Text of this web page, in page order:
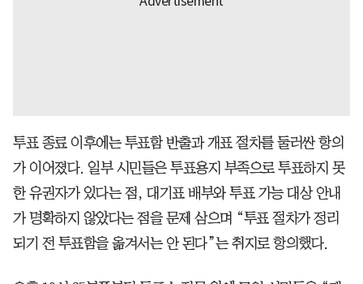
투표 종료 이후에는 투표함 반출과 개표 절차를 둘러싼 항의
가 이어졌다. 일부 시민들은 투표용지 부족으로 투표하지 못
한 유권자가 있다는 점, 대기표 배부와 투표 가능 대상 안내
가 명확하지 않았다는 점을 문제 삼으며 “투표 절차가 정리
되기 전 투표함을 옮겨서는 안 된다”는 취지로 항의했다.